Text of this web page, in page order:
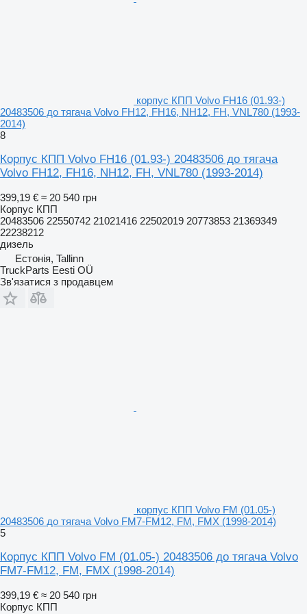
корпус КПП Volvo FH16 (01.93-)
20483506 до тягача Volvo FH12, FH16, NH12, FH, VNL780 (1993-
2014)
8
Корпус КПП Volvo FH16 (01.93-) 20483506 до тягача
Volvo FH12, FH16, NH12, FH, VNL780 (1993-2014)
399,19 € ≈ 20 540 грн
Корпус КПП
20483506 22550742 21021416 22502019 20773853 21369349
22238212
дизель
Естонія, Tallinn
TruckParts Eesti OÜ
Зв'язатися з продавцем
корпус КПП Volvo FM (01.05-)
20483506 до тягача Volvo FM7-FM12, FM, FMX (1998-2014)
5
Корпус КПП Volvo FM (01.05-) 20483506 до тягача Volvo
FM7-FM12, FM, FMX (1998-2014)
399,19 € ≈ 20 540 грн
Корпус КПП